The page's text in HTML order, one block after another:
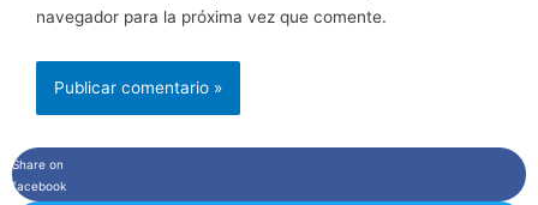
navegador para la próxima vez que comente.
Share on
facebook